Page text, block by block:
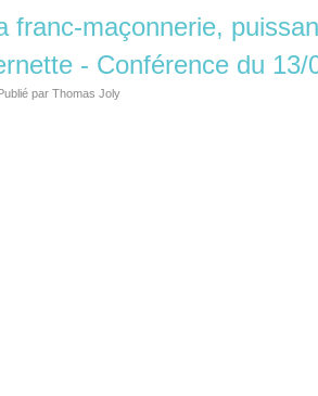
franc-maçonnerie,
- Conférence du 13/
par Thomas Joly